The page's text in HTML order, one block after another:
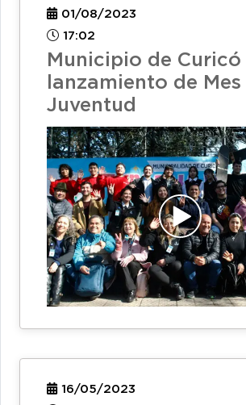
01/08/2023
17:02
Municipio de
lanzamiento de Mes
Juventud
16/05/2023